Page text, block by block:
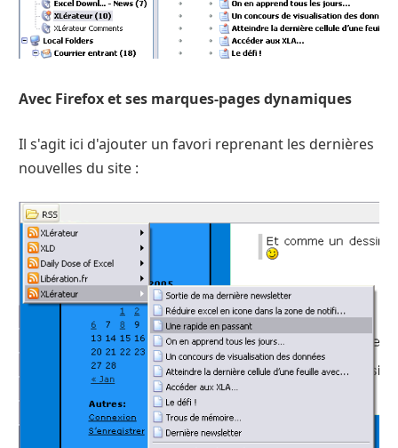
Avec Firefox et ses marques-pages dynamiques
Il s'agit ici d'ajouter un favori reprenant les dernières
nouvelles du site :